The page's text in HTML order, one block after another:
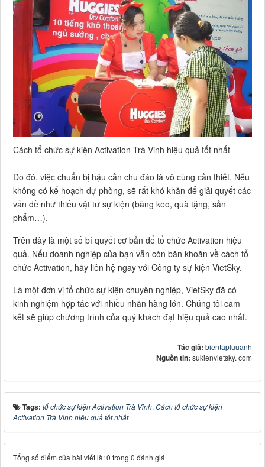
Cách tổ chức sự kiện Activation Trà Vinh hiệu quả tốt nhất
Do đó, việc chuẩn bị hậu cần chu đáo là vô cùng cần thiết. Nếu
không có kế hoạch dự phòng, sẽ rất khó khăn để giải quyết các
vấn đề như thiếu vật tư sự kiện (băng keo, quà tặng, sản
phẩm…).
Trên đây là một số bí quyết cơ bản để tổ chức Activation hiệu
quả. Nếu doanh nghiệp của bạn vẫn còn băn khoăn về cách tổ
chức Activation, hãy liên hệ ngay với Công ty sự kiện VietSky.
Là một đơn vị tổ chức sự kiện chuyên nghiệp, VietSky đã có
kinh nghiệm hợp tác với nhiều nhãn hàng lớn. Chúng tôi cam
kết sẽ giúp chương trình của quý khách đạt hiệu quả cao nhất.
Tác giả: bientapluuanh
Nguồn tin: sukienvietsky. com
Tags: tổ chức sự kiện Activation Trà Vinh, Cách tổ chức sự kiện
Activation Trà Vinh hiệu quả tốt nhất
Tổng số điểm của bài viết là: 0 trong 0 đánh giá